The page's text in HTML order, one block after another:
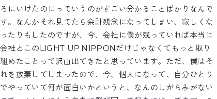
ろにいけたのにっていうのがすごい分かることばかりなんで
す。なんかそれ見てたら余計残念になってしまい、寂しくな
ったりもしたのですが、今、会社に僕が残っていれば本当に
会社とこのLIGHT UP NIPPONだけじゃなくてもっと取り
組めたことって沢山出てきたと思っています。ただ、僕はそ
れを放棄してしまったので、今、個人になって、自分ひとり
でやっていて何が面白いかというと、なんのしがらみがない